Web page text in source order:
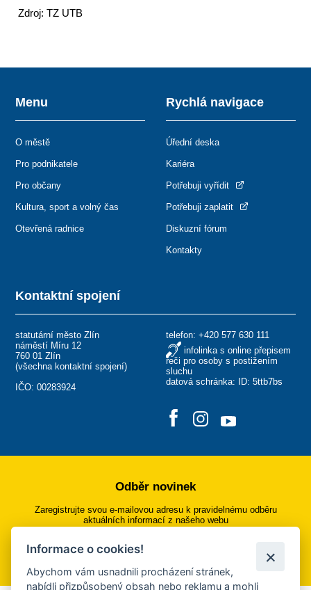
Zdroj: TZ UTB
Kontaktní spojení
statutární město Zlín
náměstí Míru 12
760 01 Zlín
(všechna kontaktní spojení)
IČO: 00283924
telefon: +420 577 630 111
infolinka s online přepisem
řeči pro osoby s postižením
sluchu
datová schránka: ID: 5ttb7bs
Menu
O městě
Pro podnikatele
Pro občany
Kultura, sport a volný čas
Otevřená radnice
Rychlá navigace
Úřední deska
Kariéra
Potřebuji vyřídit
Potřebuji zaplatit
Diskuzní fórum
Kontakty
Odběr novinek
Zaregistrujte svou e-mailovou adresu k pravidelnému odběru
aktuálních informací z našeho webu
Přihlásit se k odběru
Informace o cookies!
Abychom vám usnadnili procházení stránek,
nabídli přizpůsobený obsah nebo reklamu a mohli